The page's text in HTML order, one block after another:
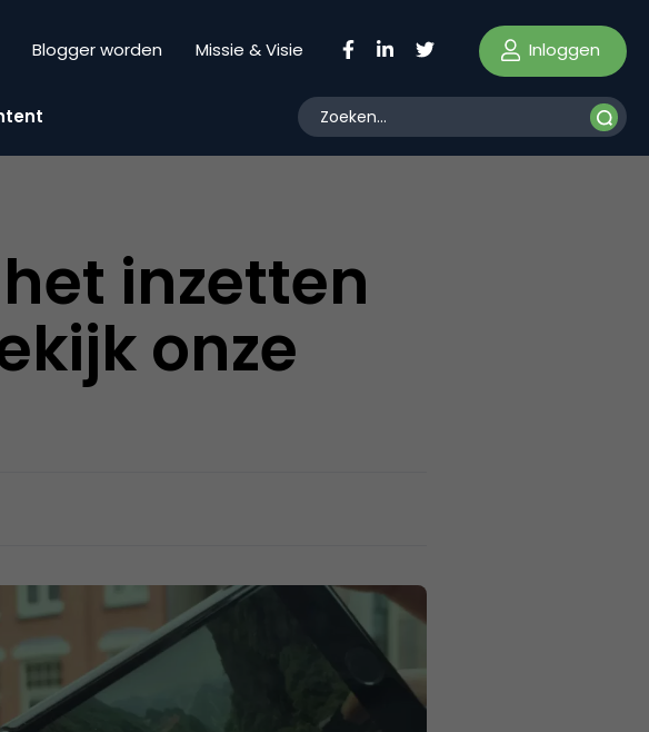
Blogger worden Missie & Visie Inloggen
inzetten
onze